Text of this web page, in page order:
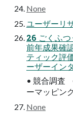
None
ユーザーリ
26 ごくふ
前年成果確
ティック評
ーザーイン
• 競合調査
ーマッピン
None